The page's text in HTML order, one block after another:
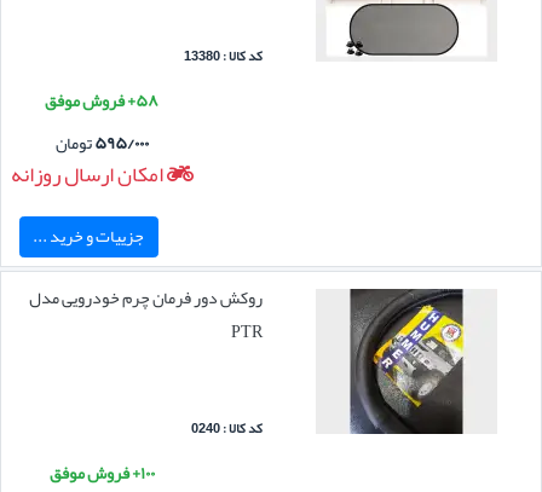
کد کالا : 13380
۵۸+ فروش موفق
۵۹۵/۰۰۰تومان
امکان ارسال روزانه
جزییات و خرید ...
روکش دور فرمان چرم خودرویی مدل
PTR
کد کالا : 0240
۱۰۰+ فروش موفق